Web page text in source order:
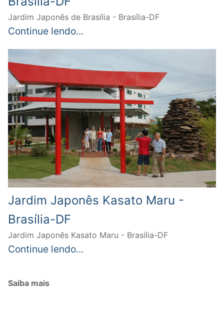
Jardim Japonês de Brasília - Brasília-DF
Continue lendo...
Jardim Japonês Kasato Maru -
Brasília-DF
Jardim Japonês Kasato Maru - Brasília-DF
Continue lendo...
Saiba mais